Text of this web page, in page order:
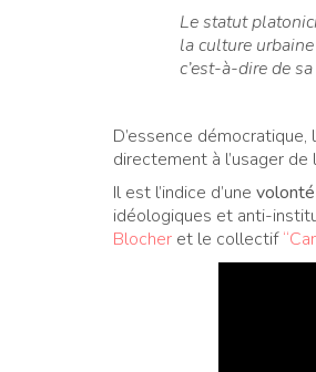
Le statut
la culture
c’est-à-dire de
D’essence démocratique,
directement à l’usager
Il est l’indice d’une volonté
idéologiques et anti-
Blocher et le collectif